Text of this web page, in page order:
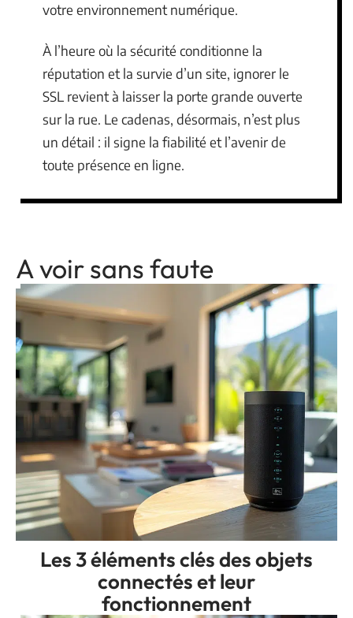
votre environnement numérique.
À l’heure où la sécurité conditionne la
réputation et la survie d’un site, ignorer le
SSL revient à laisser la porte grande ouverte
sur la rue. Le cadenas, désormais, n’est plus
un détail : il signe la fiabilité et l’avenir de
toute présence en ligne.
A voir sans faute
Les 3 éléments clés des objets
connectés et leur
fonctionnement